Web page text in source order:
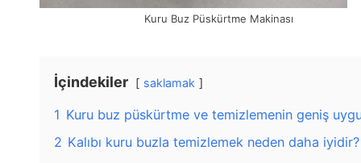
Kuru Buz Püskürtme Makinası
İçindekiler saklamak
1 Kuru buz püskürtme ve temizlemenin geniş
2 Kalıbı kuru buzla temizlemek neden daha iyidir?